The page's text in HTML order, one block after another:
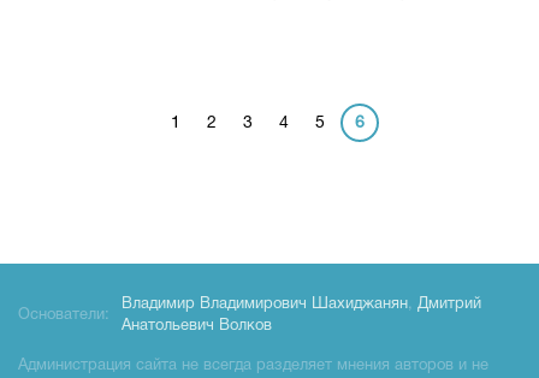
1 2 3 4 5 6
Основатели:
Владимир Владимирович Шахиджанян, Дмитрий
Анатольевич Волков
Администрация сайта не всегда разделяет мнения авторов и не